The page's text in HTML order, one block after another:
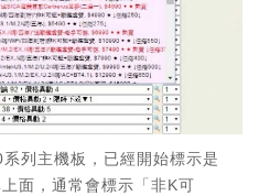
列主機板，已經開始標示是
面，通常會標示「非K可